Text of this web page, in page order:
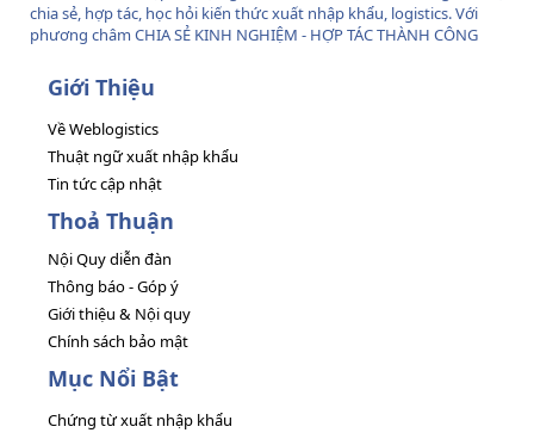
chia sẻ, hợp tác, học hỏi kiến thức xuất nhập khẩu, logistics. Với
phương châm CHIA SẺ KINH NGHIỆM - HỢP TÁC THÀNH CÔNG
Giới Thiệu
Về Weblogistics
Thuật ngữ xuất nhập khẩu
Tin tức cập nhật
Thoả Thuận
Nội Quy diễn đàn
Thông báo - Góp ý
Giới thiệu & Nội quy
Chính sách bảo mật
Mục Nổi Bật
Chứng từ xuất nhập khẩu